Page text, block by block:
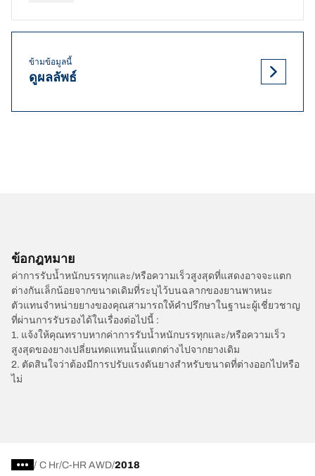
ข้ามข้อมูลนี้
ดูผลลัพธ์
ข้อกฎหมาย
ค่าการรับน้ำหนักบรรทุกและ/หรือความเร็วสูงสุดที่แสดงอาจจะแตก
ต่างกันเล็กน้อยจากขนาดเดิมที่ระบุไว้บนฉลากของยานพาหนะ
ตัวแทนจำหน่ายยางของคุณสามารถให้คำปรึกษาในฐานะผู้เชี่ยวชาญ
ที่ผ่านการรับรองได้ในเรื่องต่อไปนี้ :
1. แจ้งให้คุณทราบหากค่าการรับน้ำหนักบรรทุกและ/หรือความเร็ว
สูงสุดของยางเปลี่ยนทดแทนนั้นแตกต่างไปจากยางเดิม
2. ตัดสินใจว่าต้องมีการปรับแรงดันยางสำหรับขนาดที่ต่างออกไปหรือ
ไม่
/ C Hr C-HR AWD 2018